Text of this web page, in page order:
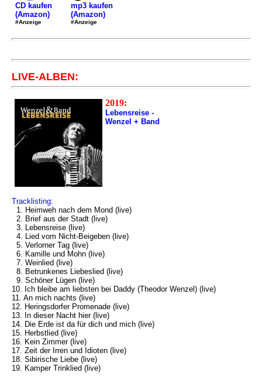
CD kaufen
(Amazon)
#Anzeige
mp3 kaufen
(Amazon)
#Anzeige
LIVE-ALBEN:
2019:
Lebensreise -
Wenzel + Band
Tracklisting:
1. Heimweh nach dem Mond (live)
2. Brief aus der Stadt (live)
3. Lebensreise (live)
4. Lied vom Nicht-Beigeben (live)
5. Verlorner Tag (live)
6. Kamille und Mohn (live)
7. Weinlied (live)
8. Betrunkenes Liebeslied (live)
9. Schöner Lügen (live)
10. Ich bleibe am liebsten bei Daddy (Theodor Wenzel) (live)
11. An mich nachts (live)
12. Heringsdorfer Promenade (live)
13. In dieser Nacht hier (live)
14. Die Erde ist da für dich und mich (live)
15. Herbstlied (live)
16. Kein Zimmer (live)
17. Zeit der Irren und Idioten (live)
18. Sibirische Liebe (live)
19. Kamper Trinklied (live)